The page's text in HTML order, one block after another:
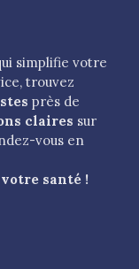
simplifie votre
trouvez
près de
claires sur
vous en
santé !